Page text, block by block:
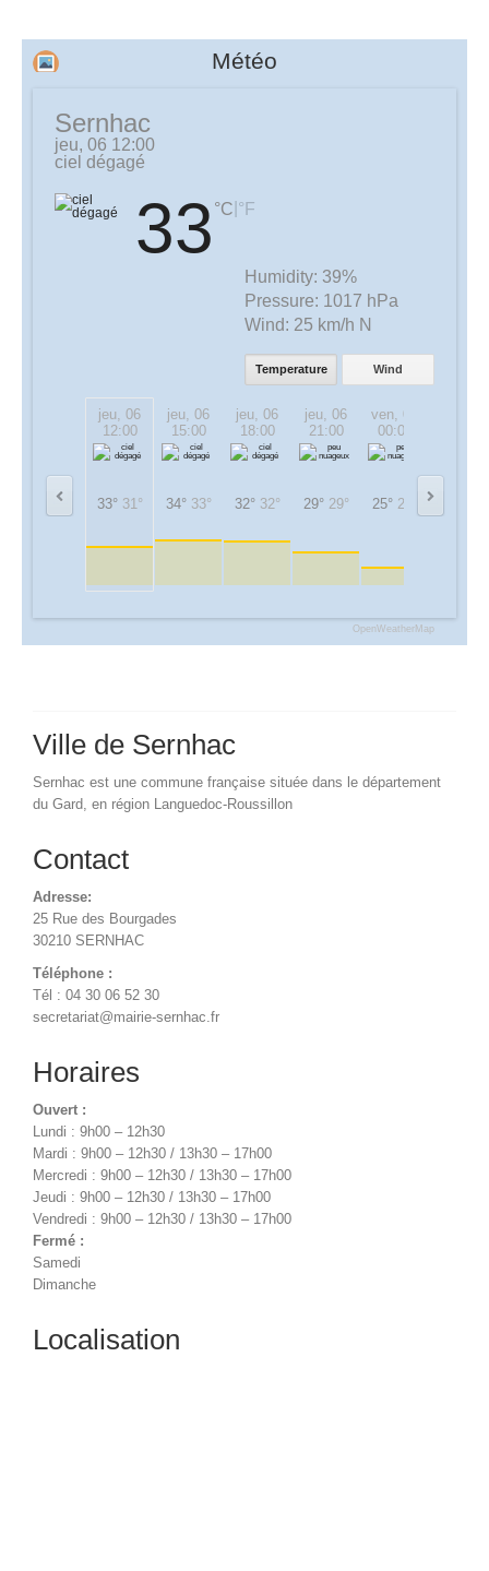
Météo
Sernhac
jeu, 06 12:00
ciel dégagé
33 °C °F
Humidity: 39%
Pressure: 1017 hPa
Wind: 25 km/h N
Temperature Wind
jeu, 06
12:00
33° 31°
jeu, 06
15:00
34° 33°
jeu, 06
18:00
32° 32°
jeu, 06
21:00
29° 29°
ven, 07
00:00
25° 25°
OpenWeatherMap
Ville de Sernhac
Sernhac est une commune française située dans le département
du Gard, en région Languedoc-Roussillon
Contact
Adresse:
25 Rue des Bourgades
30210 SERNHAC
Téléphone :
Tél : 04 30 06 52 30
secretariat@mairie-sernhac.fr
Horaires
Ouvert :
Lundi : 9h00 – 12h30
Mardi : 9h00 – 12h30 / 13h30 – 17h00
Mercredi : 9h00 – 12h30 / 13h30 – 17h00
Jeudi : 9h00 – 12h30 / 13h30 – 17h00
Vendredi : 9h00 – 12h30 / 13h30 – 17h00
Fermé :
Samedi
Dimanche
Localisation